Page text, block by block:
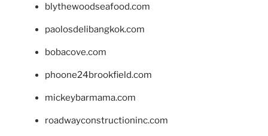
blythewoodseafood.com
paolosdelibangkok.com
bobacove.com
phoone24brookfield.com
mickeybarmama.com
roadwayconstructioninc.com